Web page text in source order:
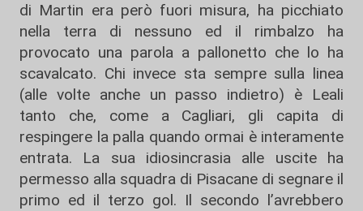
di Martin era però fuori misura, ha picchiato
nella terra di nessuno ed il rimbalzo ha
provocato una parola a pallonetto che lo ha
scavalcato. Chi invece sta sempre sulla linea
(alle volte anche un passo indietro) è Leali
tanto che, come a Cagliari, gli capita di
respingere la palla quando ormai è interamente
entrata. La sua idiosincrasia alle uscite ha
permesso alla squadra di Pisacane di segnare il
primo ed il terzo gol. Il secondo l’avrebbero